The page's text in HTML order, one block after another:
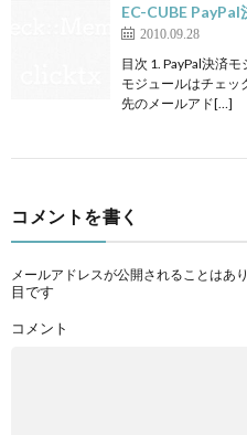
EC-CUBE
2010.09.28
目次 1. PayPal決済
モジュールはチェッ
先のメールアド[…]
コメントを書く
メールアドレスが公開されることはあり
目です
コメント